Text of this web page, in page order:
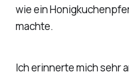
wie ein
machte.
Ich erinnerte mich sehr